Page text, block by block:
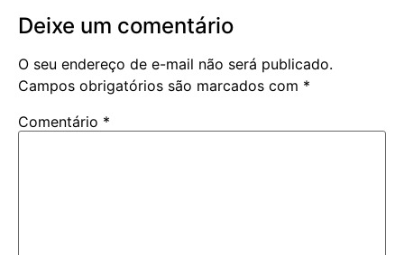
Deixe um comentário
O seu endereço de e-mail não será publicado.
Campos obrigatórios são marcados com *
Comentário *